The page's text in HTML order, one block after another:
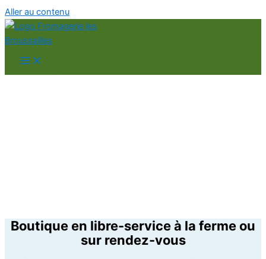
Aller au contenu
Boutique en libre-service à la ferme ou
sur rendez-vous